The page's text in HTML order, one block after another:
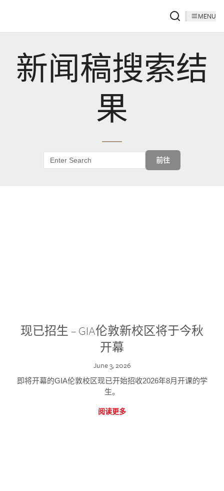
MENU
新闻稿搜索结
果
前往
现已招生 – GIA伦敦新校区将于今秋
开幕
June 3, 2026
即将开幕的GIA伦敦校区现已开始招收2026年8月开课的学
生。
阅读更多